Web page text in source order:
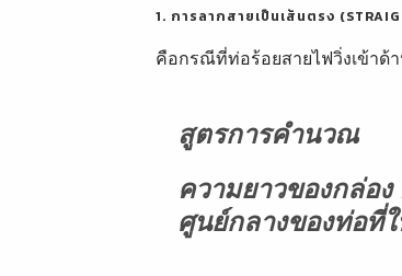
1. การลากสายเป็นเส้นตรง
คือกรณีที่ท่อร้อยสายไฟวิ่งเข้าด้
สูตรการคำนวณ
ความยาวของกล่อ
ศูนย์กลางของท่อที่